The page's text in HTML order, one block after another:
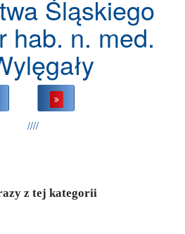
Śląskiego
hab. n. med.
z tej kategorii